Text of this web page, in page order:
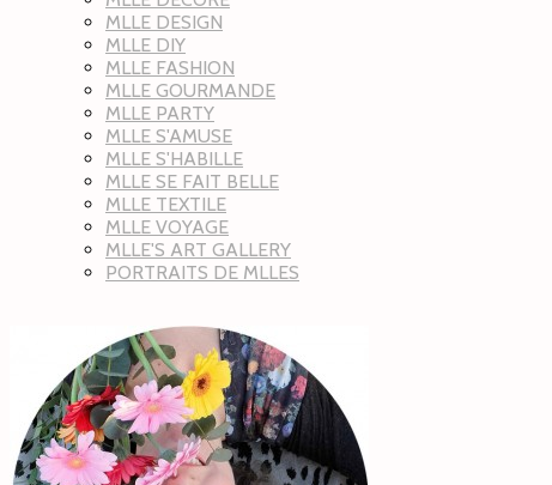
MLLE DESIGN
MLLE DIY
MLLE FASHION
MLLE GOURMANDE
MLLE PARTY
MLLE S'AMUSE
MLLE S'HABILLE
MLLE SE FAIT BELLE
MLLE TEXTILE
MLLE VOYAGE
MLLE'S ART GALLERY
PORTRAITS DE MLLES